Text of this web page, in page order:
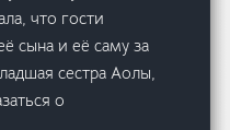
что гости
сына и её саму за
сестра Аолы,
о